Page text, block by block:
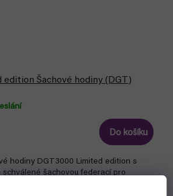
edition Šachové hodiny (DGT)
Do košíku
hodiny DGT3000 Limited edition s
schválené šachovou federací pro